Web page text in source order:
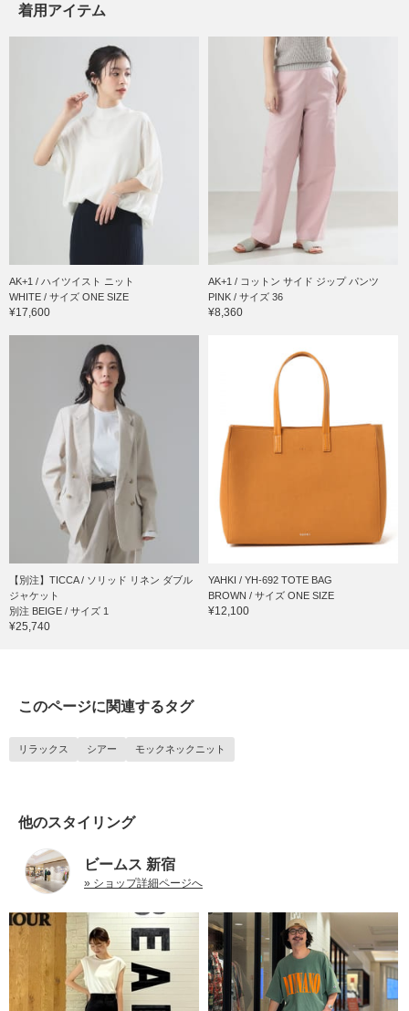
着用アイテム
AK+1 / ハイツイスト ニット
WHITE / サイズ ONE SIZE
¥17,600
AK+1 / コットン サイド ジップ パンツ
PINK / サイズ 36
¥8,360
【別注】TICCA / ソリッド リネン ダブル
ジャケット
別注 BEIGE / サイズ 1
¥25,740
YAHKI / YH-692 TOTE BAG
BROWN / サイズ ONE SIZE
¥12,100
このページに関連するタグ
リラックス シアー モックネックニット
他のスタイリング
ビームス 新宿
» ショップ詳細ページへ